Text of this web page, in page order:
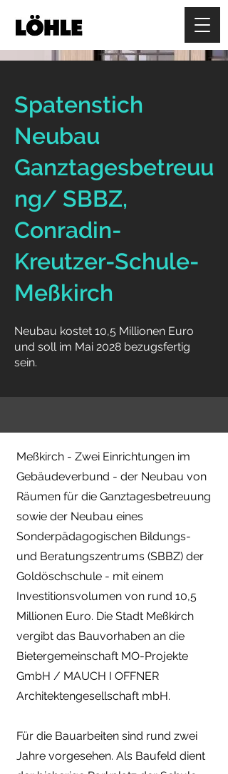
Spatenstich
Neubau
Ganztagesbetreuu
ng/ SBBZ,
Conradin-
Kreutzer-Schule-
Meßkirch
Neubau kostet 10,5 Millionen Euro
und soll im Mai 2028 bezugsfertig
sein.
Meßkirch - Zwei Einrichtungen im
Gebäudeverbund - der Neubau von
Räumen für die Ganztagesbetreuung
sowie der Neubau eines
Sonderpädagogischen Bildungs-
und Beratungszentrums (SBBZ) der
Goldöschschule - mit einem
Investitionsvolumen von rund 10,5
Millionen Euro. Die Stadt Meßkirch
vergibt das Bauvorhaben an die
Bietergemeinschaft MO-Projekte
GmbH / MAUCH I OFFNER
Architektengesellschaft mbH.
Für die Bauarbeiten sind rund zwei
Jahre vorgesehen. Als Baufeld dient